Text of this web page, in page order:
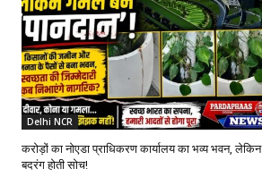
Delhi NCR
करोड़ों का नोएडा प्राधिकरण कार्यालय का भव्य भवन, लेकिन
बदरंग होती सोच!